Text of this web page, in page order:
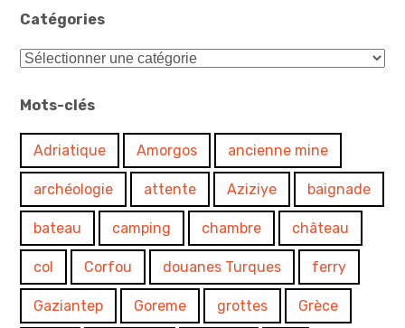
Catégories
Catégories
Mots-clés
Adriatique Amorgos ancienne mine
archéologie attente Aziziye baignade
bateau camping chambre château
col Corfou douanes Turques ferry
Gaziantep Goreme grottes Grèce